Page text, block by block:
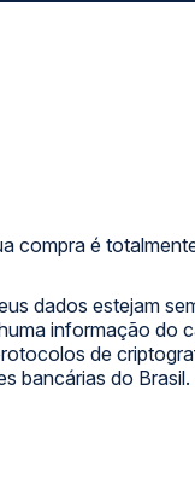
compra é
dados estejam
informação do
de
bancárias do Brasil.